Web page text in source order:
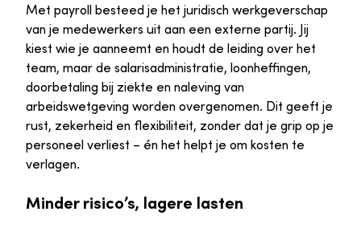
Met payroll besteed je het juridisch werkgeverschap
van je medewerkers uit aan een externe partij. Jij
kiest wie je aanneemt en houdt de leiding over het
team, maar de salarisadministratie, loonheffingen,
doorbetaling bij ziekte en naleving van
arbeidswetgeving worden overgenomen. Dit geeft je
rust, zekerheid en flexibiliteit, zonder dat je grip op je
personeel verliest – én het helpt je om kosten te
verlagen.
Minder risico’s, lagere lasten